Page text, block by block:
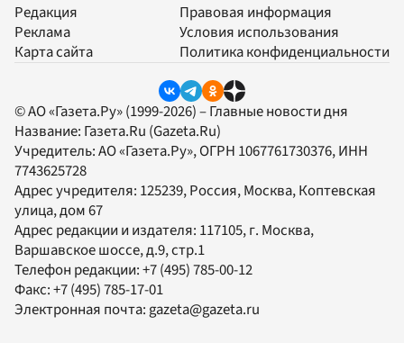
Редакция
Реклама
Карта сайта
Правовая информация
Условия использования
Политика конфиденциальности
© АО «Газета.Ру» (1999-2026) – Главные новости дня
Название: Газета.Ru (Gazeta.Ru)
Учредитель:АО «Газета.Ру», ОГРН 1067761730376, ИНН
7743625728
Адрес учредителя: 125239, Россия, Москва, Коптевская
улица, дом 67
Адрес редакции и издателя: 117105, г. Москва,
Варшавское шоссе, д.9, стр.1
Телефон редакции:+7 (495) 785-00-12
Факс:+7 (495) 785-17-01
Электронная почта: gazeta@gazeta.ru